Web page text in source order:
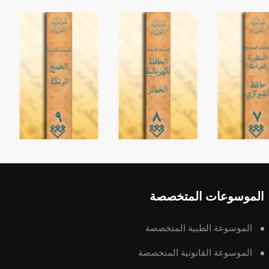
الموسوعات المتخصصة
الموسوعة الطبية المتخصصة
الموسوعة القانونية المتخصصة